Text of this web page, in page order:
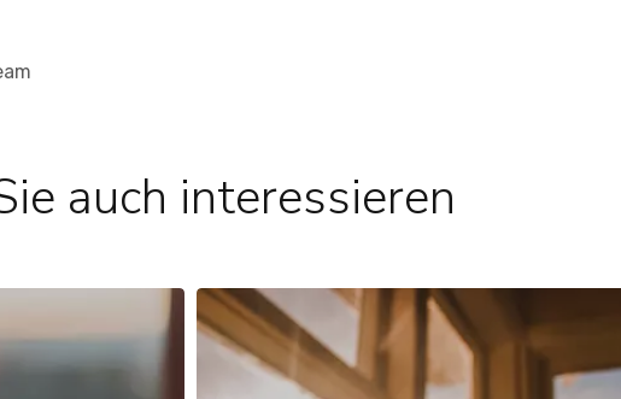
auch interessieren